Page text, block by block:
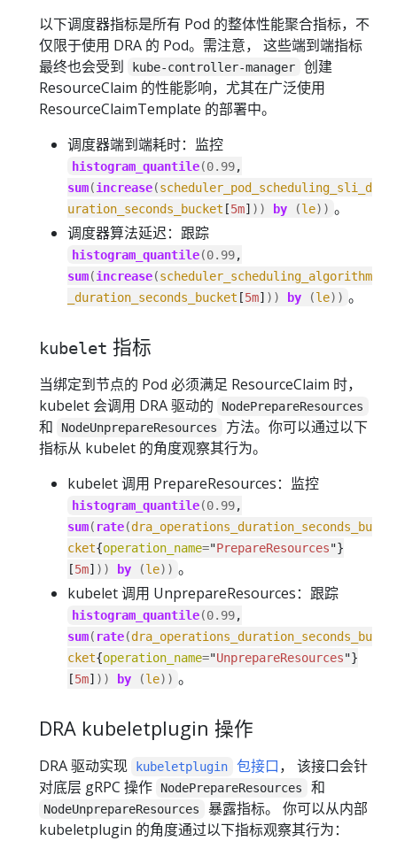
以下调度器指标是所有 Pod 的整体性能聚合指标，不
仅限于使用 DRA 的 Pod。需注意， 这些端到端指标
最终也会受到
kube-controller-manager
创建
ResourceClaim 的性能影响，尤其在广泛使用
ResourceClaimTemplate 的部署中。
调度器端到端耗时：监控
histogram_quantile(0.99,
sum(increase(scheduler_pod_scheduling_sli_d
uration_seconds_bucket [5m] )) by (le)) 。
调度器算法延迟：跟踪
histogram_quantile(0.99,
sum(increase(scheduler_scheduling_algorithm
_duration_seconds_bucket [5m] )) by (le)) 。
kubelet 指标
当绑定到节点的 Pod 必须满足 ResourceClaim 时，
kubelet 会调用 DRA 驱动的
NodePrepareResources
和 NodeUnprepareResources
方法。你可以通过以下
指标从 kubelet 的角度观察其行为。
kubelet 调用 PrepareResources：监控
histogram_quantile(0.99,
sum( rate(dra_operations_duration_seconds_bu
cket{operation_name="PrepareResources"}
[5m] )) by (le)) 。
kubelet 调用 UnprepareResources：跟踪
histogram_quantile(0.99,
sum( rate(dra_operations_duration_seconds_bu
cket{operation_name="UnprepareResources"}
[5m] )) by (le)) 。
DRA kubeletplugin 操作
DRA 驱动实现 kubeletplugin 包接口， 该接口会针
对底层 gRPC 操作
NodePrepareResources 和
NodeUnprepareResources
暴露指标。 你可以从内部
kubeletplugin 的角度通过以下指标观察其行为：